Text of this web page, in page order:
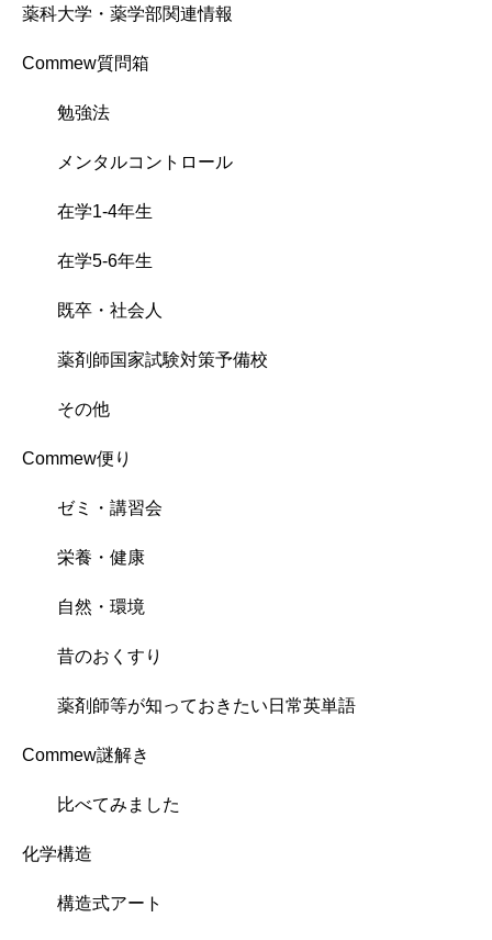
薬科大学・薬学部関連情報
Commew質問箱
勉強法
メンタルコントロール
在学1-4年生
在学5-6年生
既卒・社会人
薬剤師国家試験対策予備校
その他
Commew便り
ゼミ・講習会
栄養・健康
自然・環境
昔のおくすり
薬剤師等が知っておきたい日常英単語
Commew謎解き
比べてみました
化学構造
構造式アート